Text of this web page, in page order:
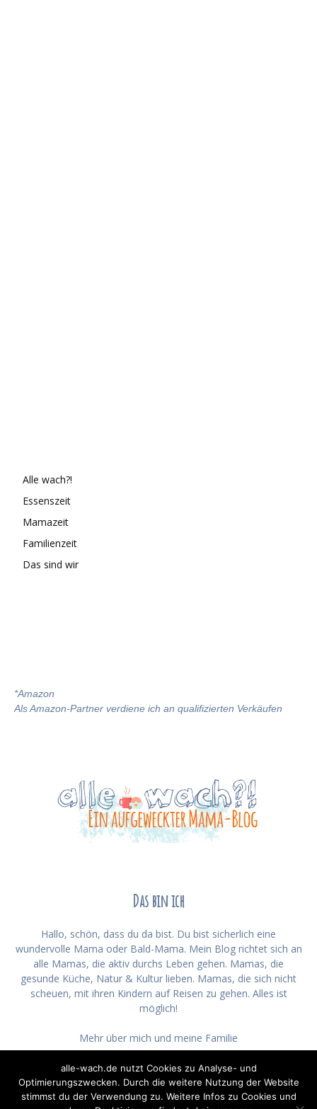
Alle wach?!
Essenszeit
Mamazeit
Familienzeit
Das sind wir
*Amazon
Als Amazon-Partner verdiene ich an qualifizierten Verkäufen
Das bin ich
Hallo, schön, dass du da bist. Du bist sicherlich eine
wundervolle Mama oder Bald-Mama. Mein Blog richtet sich an
alle Mamas, die aktiv durchs Leben gehen. Mamas, die
gesunde Küche, Natur & Kultur lieben. Mamas, die sich nicht
scheuen, mit ihren Kindern auf Reisen zu gehen. Alles ist
möglich!
Mehr über mich und meine Familie
alle-wach.de nutzt Cookies zu Analyse- und
Optimierungszwecken. Durch die weitere Nutzung der Website
stimmst du der Verwendung zu. Weitere Infos zu Cookies und